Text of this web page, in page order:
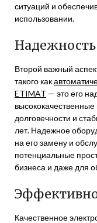
ситуаций и
использовании.
Надежность
Второй важный
такого как
ETIMAT — это его
долговечности и
лет. Надежное
на его замену и
потенциальные
бизнеса и даже для
Качественное